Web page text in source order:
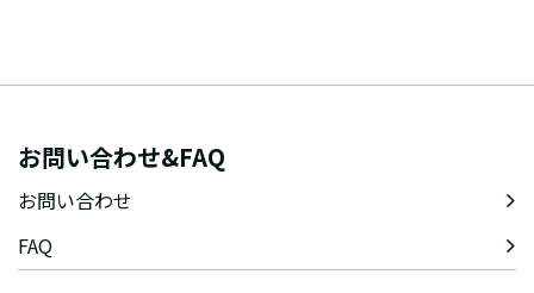
お問い合わせ&FAQ
お問い合わせ
FAQ